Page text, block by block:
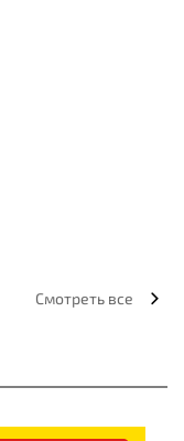
Смотреть все